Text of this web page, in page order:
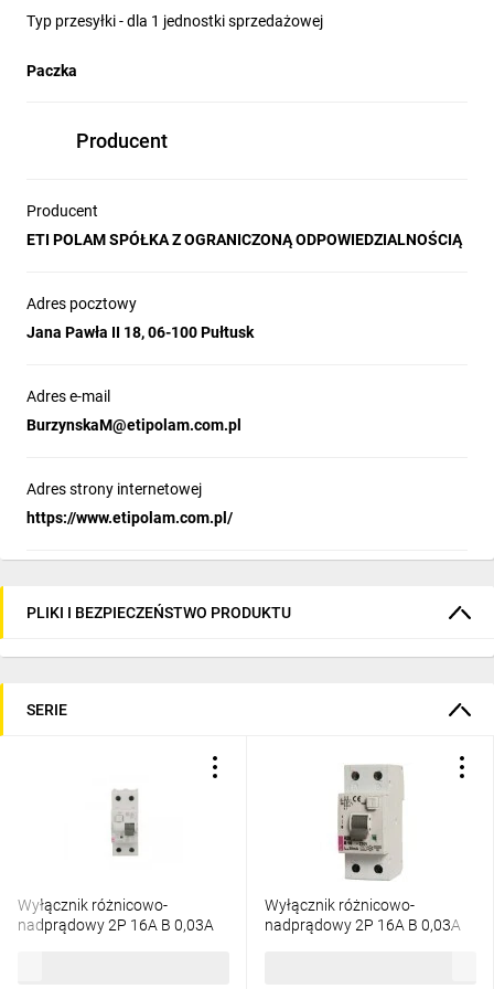
Typ przesyłki - dla 1 jednostki sprzedażowej
Paczka
Producent
Producent
ETI POLAM SPÓŁKA Z OGRANICZONĄ ODPOWIEDZIALNOŚCIĄ
Adres pocztowy
Jana Pawła II 18, 06-100 Pułtusk
Adres e-mail
BurzynskaM@etipolam.com.pl
Adres strony internetowej
https://www.etipolam.com.pl/
PLIKI I BEZPIECZEŃSTWO PRODUKTU
SERIE
Wyłącznik różnicowo-
nadprądowy 2P 16A B 0,03A
Wyłącznik różnicowo-
nadprądowy 2P 16A B 0,03A